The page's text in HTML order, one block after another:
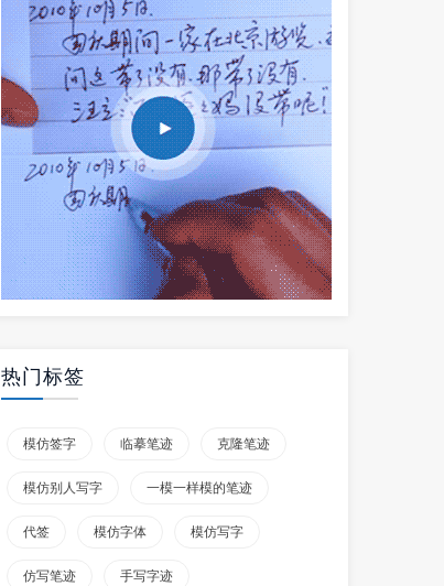
热门标签
模仿签字 临摹笔迹 克隆笔迹
模仿别人写字 一模一样模的笔迹
代签 模仿字体 模仿写字
仿写笔迹 手写字迹